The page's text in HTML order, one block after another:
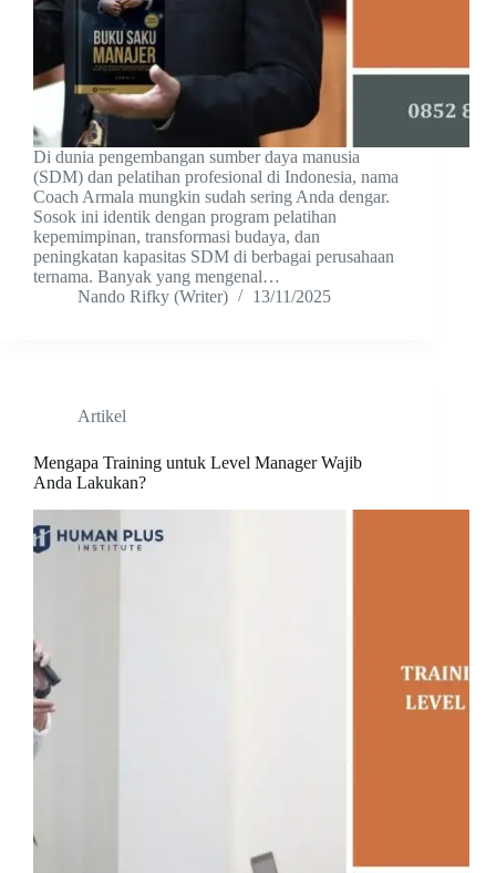
Di dunia pengembangan sumber daya manusia
(SDM) dan pelatihan profesional di Indonesia, nama
Coach Armala mungkin sudah sering Anda dengar.
Sosok ini identik dengan program pelatihan
kepemimpinan, transformasi budaya, dan
peningkatan kapasitas SDM di berbagai perusahaan
ternama. Banyak yang mengenal…
Nando Rifky (Writer)
13/11/2025
Artikel
Mengapa Training untuk Level Manager Wajib
Anda Lakukan?